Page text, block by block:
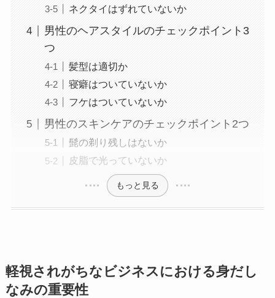
ネクタイはずれていないか
男性のヘアスタイルのチェックポイント3
つ
髪型は適切か
寝癖はついていないか
フケはついていないか
男性のスキンケアのチェックポイント2つ
髭の剃り残しはないか
皮脂で光っていないか
もっと見る
軽視されがちなビジネスにおける身だし
なみの重要性